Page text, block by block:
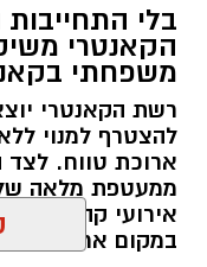
יש לכם מידע חשוב
חדשותי? מצאתם
אותנו
(רביעי) בכיר
מינית של עובדת
על פי המשטרה,
שהגישה עובדת
התלונה נפתחה
החוקרים שורה של
תשתית ראייתית
בלי
הקאנטרי
משפחתי
רשת הקאנטרי
להצטרף למנוי
ארוכת טווח. לצד
ממעטפת מלאה של
אירועי קהילה
במקום אחד.